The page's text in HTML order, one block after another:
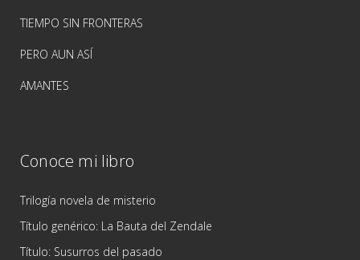
TIEMPO SIN FRONTERAS
PERO AUN ASÍ
AMANTES
Conoce mi libro
Trilogía novela de misterio
Título genérico: La Bauta del Zendale
Título: Susurros del pasado